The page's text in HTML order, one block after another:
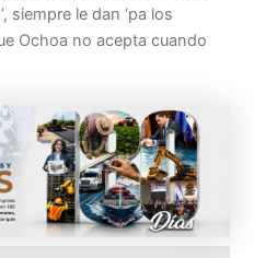
siempre le dan ‘pa los
Ochoa no acepta cuando